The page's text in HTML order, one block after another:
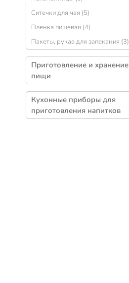
Ножи для мясорубки (2)
Соковыжималки (2)
Ершики для бутылок (2)
Ступки, пестики (1)
Мясорубки ручные (1)
Шприцы кондитерские (1)
Ситечки для чая (5)
Пленка пищевая (4)
Пакеты, рукав для запекания (3)
Приготовление и хранение
пищи
Походная посуда (35)
Посуда для пикника (6)
Кухонные приборы для
приготовления напитков